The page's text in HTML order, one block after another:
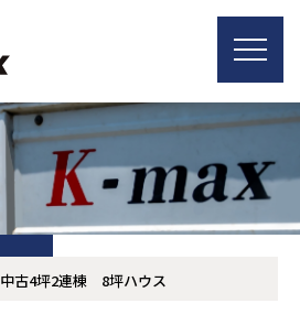
中古4坪2連棟 8坪ハウス